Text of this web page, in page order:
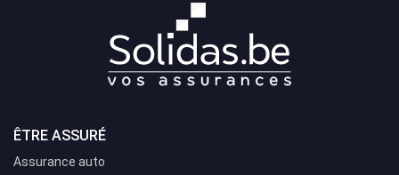
ÊTRE ASSURÉ
Assurance auto